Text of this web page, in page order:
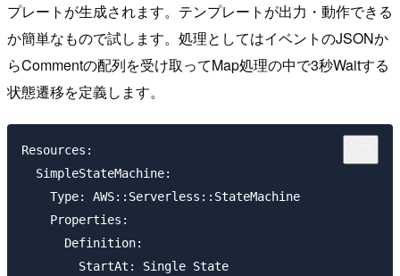
プレートが生成されます。テンプレートが出力・動作できる
か簡単なもので試します。処理としてはイベントのJSONか
らCommentの配列を受け取ってMap処理の中で3秒Waitする
状態遷移を定義します。
Resources:
  SimpleStateMachine:
    Type: AWS::Serverless::StateMachine
    Properties:
      Definition:
        StartAt: Single State